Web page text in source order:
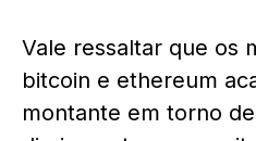
Vale ressaltar que os
bitcoin e ethereum
montante em torno